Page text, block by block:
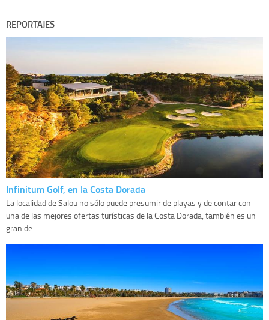
REPORTAJES
Infinitum Golf, en la Costa Dorada
La localidad de Salou no sólo puede presumir de playas y de contar con
una de las mejores ofertas turísticas de la Costa Dorada, también es un
gran de...